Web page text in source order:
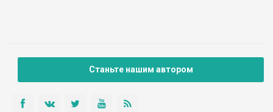
Станьте нашим автором